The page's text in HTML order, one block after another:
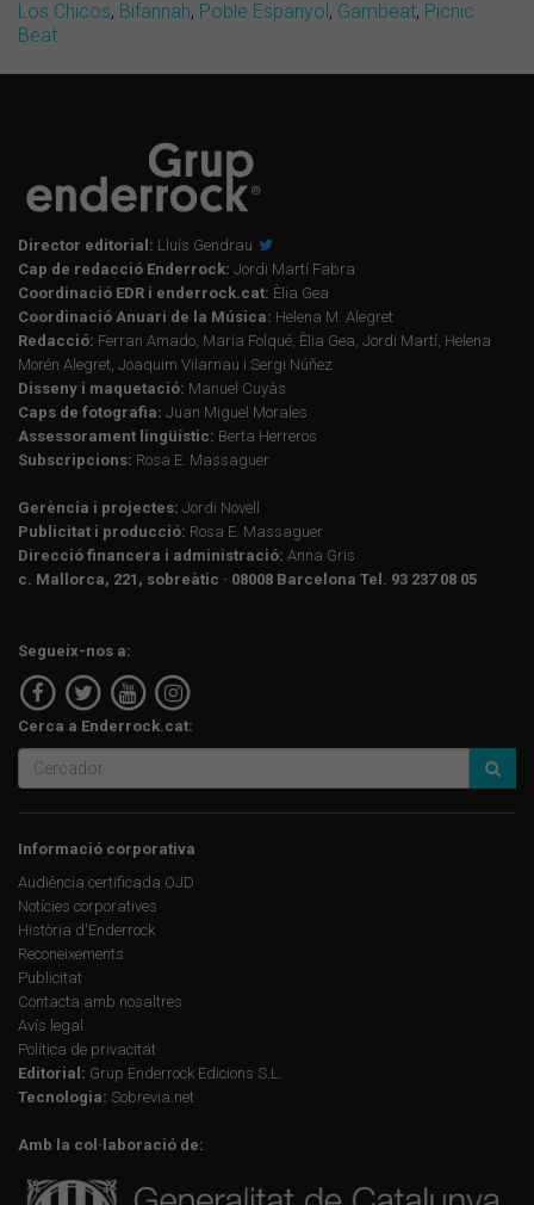
Los Chicos, Bifannah, Poble Espanyol , Gambeat, Picnic
Beat
Director editorial: Lluís Gendrau
Cap de redacció Enderrock: Jordi Martí Fabra
Coordinació EDR i enderrock.cat: Èlia Gea
Coordinació Anuari de la Música: Helena M. Alegret
Redacció: Ferran Amado, Maria Folqué, Èlia Gea, Jordi Martí, Helena
Morén Alegret, Joaquim Vilarnau i Sergi Núñez
Disseny i maquetació: Manuel Cuyàs
Caps de fotografia: Juan Miguel Morales
Assessorament lingüístic: Berta Herreros
Subscripcions: Rosa E. Massaguer
Gerència i projectes: Jordi Novell
Publicitat i producció: Rosa E. Massaguer
Direcció financera i administració: Anna Gris
c. Mallorca, 221, sobreàtic · 08008 Barcelona Tel. 93 237 08 05
Segueix-nos a:
Cerca a Enderrock.cat:
Informació corporativa
Audiència certificada OJD
Notícies corporatives
Història d'Enderrock
Reconeixements
Publicitat
Contacta amb nosaltres
Avís legal
Política de privacitat
Editorial: Grup Enderrock Edicions S.L.
Tecnologia: Sobrevia.net
Amb la col·laboració de: